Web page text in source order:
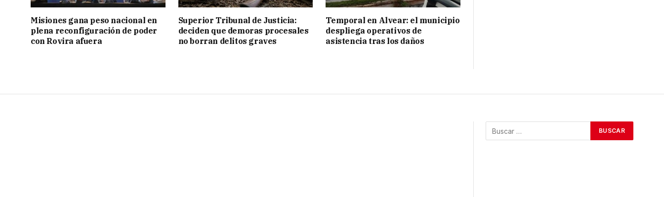
Misiones gana peso nacional en
plena reconfiguración de poder
con Rovira afuera
Superior Tribunal de Justicia:
deciden que demoras procesales
no borran delitos graves
Temporal en Alvear: el municipio
despliega operativos de
asistencia tras los daños